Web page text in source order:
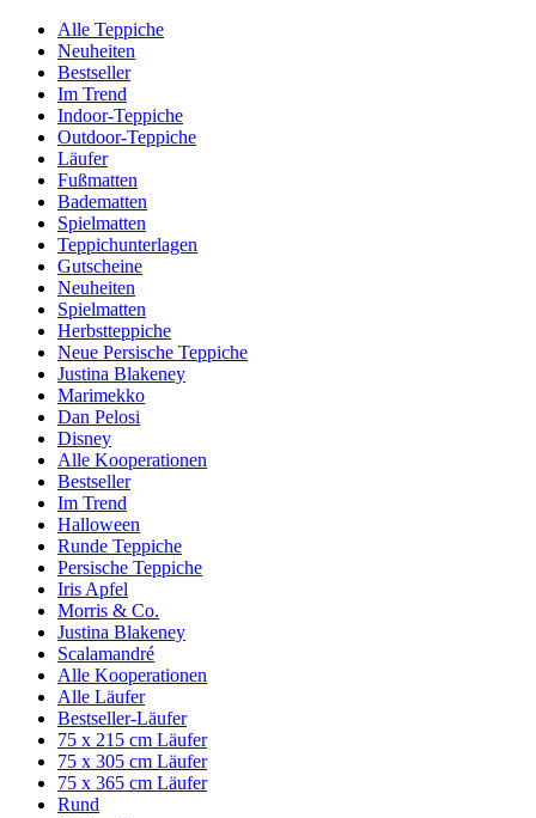
Alle Teppiche
Neuheiten
Bestseller
Im Trend
Indoor-Teppiche
Outdoor-Teppiche
Läufer
Fußmatten
Badematten
Spielmatten
Teppichunterlagen
Gutscheine
Neuheiten
Spielmatten
Herbstteppiche
Neue Persische Teppiche
Justina Blakeney
Marimekko
Dan Pelosi
Disney
Alle Kooperationen
Bestseller
Im Trend
Halloween
Runde Teppiche
Persische Teppiche
Iris Apfel
Morris & Co.
Justina Blakeney
Scalamandré
Alle Kooperationen
Alle Läufer
Bestseller-Läufer
75 x 215 cm Läufer
75 x 305 cm Läufer
75 x 365 cm Läufer
Rund